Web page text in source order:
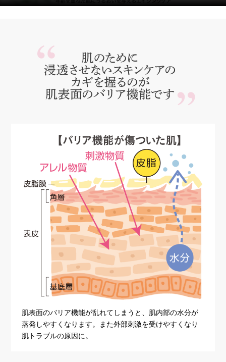
肌表面のバリア機能が乱れてしまうと、肌内部の水分が
蒸発しやすくなります。また外部刺激を受けやすくなり
肌トラブルの原因に。